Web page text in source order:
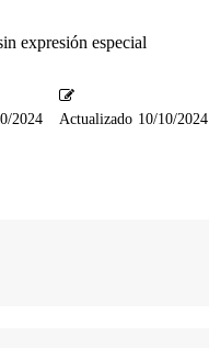
expresión especial
2024 Actualizado 10/10/2024